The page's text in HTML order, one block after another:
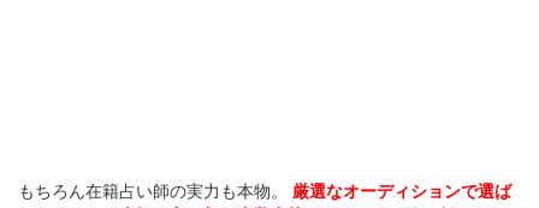
もちろん在籍占い師の実力も本物。
厳選なオーディションで選ば